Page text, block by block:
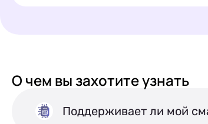
О чем вызахотите узнать
Поддерживает ли мой